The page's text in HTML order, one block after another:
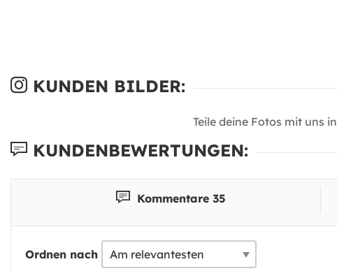
KUNDEN BILDER:
Teile deine Fotos mit uns in
KUNDENBEWERTUNGEN:
Kommentare 35
Ordnen nach